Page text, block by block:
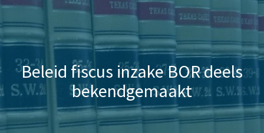
Beleid fiscus inzake BOR deels
bekendgemaakt